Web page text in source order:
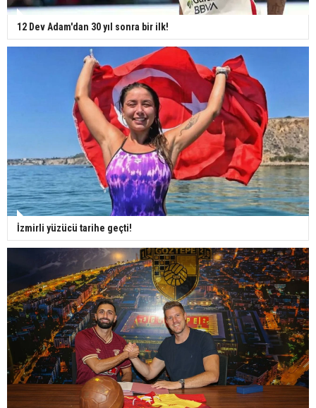
12 Dev Adam'dan 30 yıl sonra bir ilk!
İzmirli yüzücü tarihe geçti!